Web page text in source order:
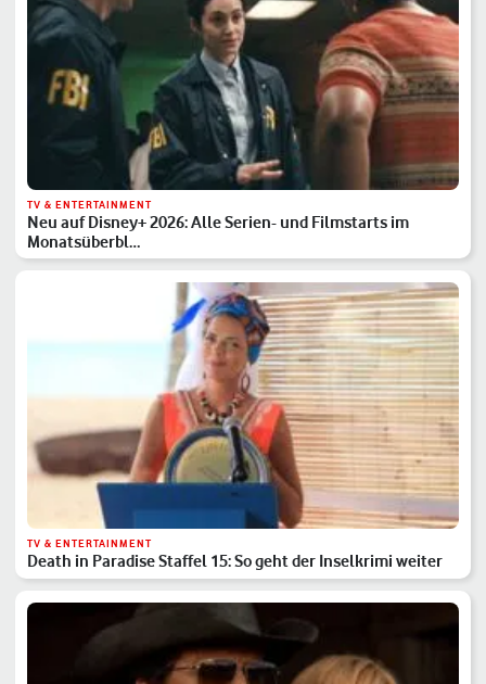
TV & ENTERTAINMENT
Neu auf Disney+ 2026: Alle Serien- und Filmstarts im
Monatsüberbl…
TV & ENTERTAINMENT
Death in Paradise Staffel 15: So geht der Inselkrimi weiter